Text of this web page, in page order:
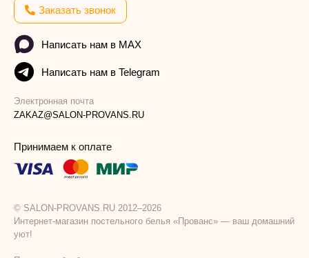
Заказать звонок
Написать нам в MAX
Написать нам в Telegram
Электронная почта
ZAKAZ@SALON-PROVANS.RU
Принимаем к оплате
© SALON-PROVANS.RU 2012–2026
Интернет-магазин постельного белья «Прованс» — ваш домашний
уют!